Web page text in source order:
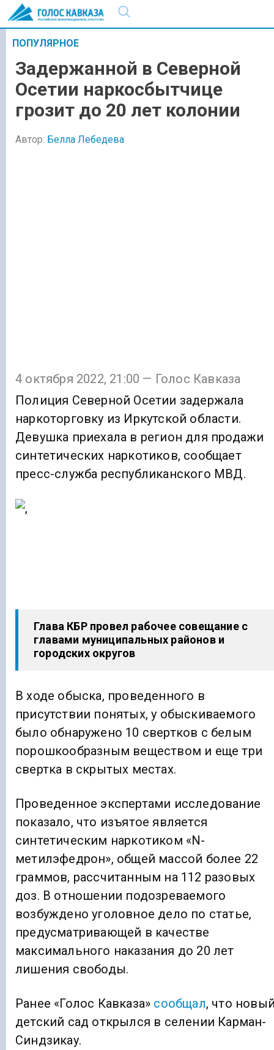
ПОПУЛЯРНОЕ
Задержанной в Северной
Осетии наркосбытчице
грозит до 20 лет колонии
Автор: Белла Лебедева
4 октября 2022, 21:00 — Голос Кавказа
Полиция Северной Осетии задержала
наркоторговку из Иркутской области.
Девушка приехала в регион для продажи
синтетических наркотиков, сообщает
пресс-служба республиканского МВД.
Глава КБР провел рабочее совещание с
главами муниципальных районов и
городских округов
В ходе обыска, проведенного в
присутствии понятых, у обыскиваемого
было обнаружено 10 свертков с белым
порошкообразным веществом и еще три
свертка в скрытых местах.
Проведенное экспертами исследование
показало, что изъятое является
синтетическим наркотиком «N-
метилэфедрон», общей массой более 22
граммов, рассчитанным на 112 разовых
доз. В отношении подозреваемого
возбуждено уголовное дело по статье,
предусматривающей в качестве
максимального наказания до 20 лет
лишения свободы.
Ранее «Голос Кавказа» сообщал, что
детский сад открылся в селении Карман-
Синдзикау.